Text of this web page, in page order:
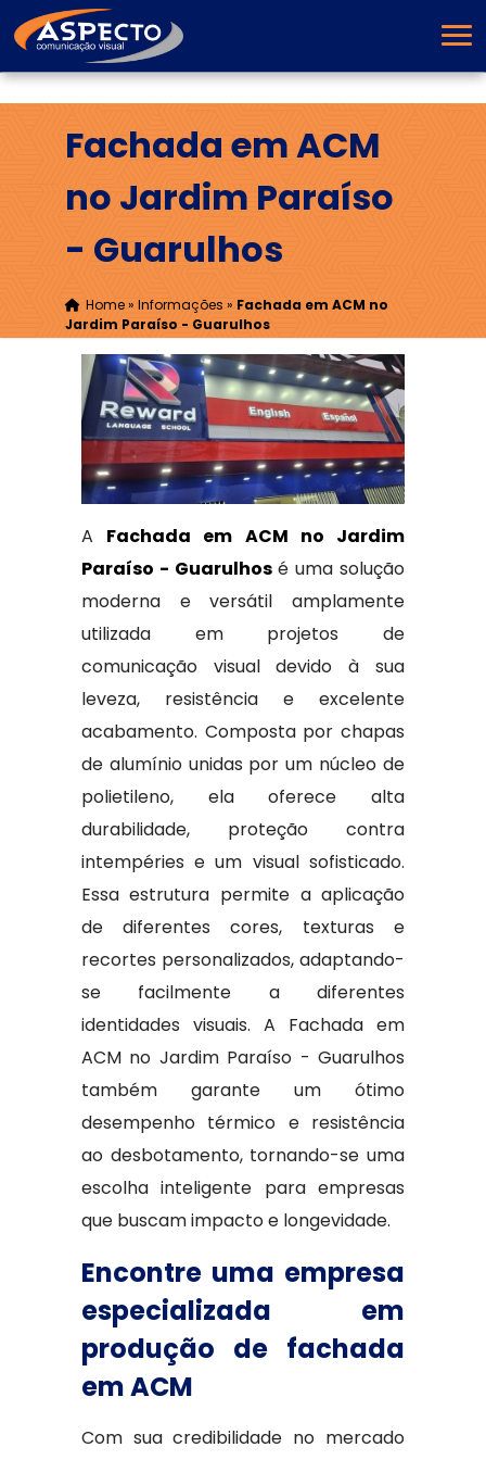
Fachada em ACM
no Jardim Paraíso
- Guarulhos
Home» Informações » Fachada em ACM no
Jardim Paraíso - Guarulhos
A Fachada em ACM no Jardim
Paraíso - Guarulhosé uma solução
moderna e versátil amplamente
utilizada em projetos de
comunicação visual devido à sua
leveza, resistência e excelente
acabamento. Composta por chapas
de alumínio unidas por um núcleo de
polietileno, ela oferece alta
durabilidade, proteção contra
intempéries e um visual sofisticado.
Essa estrutura permite a aplicação
de diferentes cores, texturas e
recortes personalizados, adaptando-
se facilmente a diferentes
identidades visuais. A Fachada em
ACM no Jardim Paraíso - Guarulhos
também garante um ótimo
desempenho térmico e resistência
ao desbotamento, tornando-se uma
escolha inteligente para empresas
que buscam impacto e longevidade.
Encontre uma empresa
especializada em
produção de fachada
em ACM
Com sua credibilidade no mercado